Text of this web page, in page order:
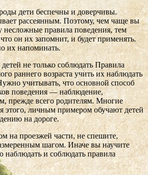
дети беспечны и доверчивы.
рассеянным. Поэтому, чем чаще вы
несложные правила поведения, тем
он их запомнит, и будет применять.
их напоминать.
не только соблюдать Правила
раннего возраста учить их наблюдать
учитывать, что основной способ
поведения — наблюдение,
прежде всего родителям. Многие
этого, личным примером обучают детей
на дороге.
на проезжей части, не спешите,
шагом. Иначе вы научите
наблюдать и соблюдать правила